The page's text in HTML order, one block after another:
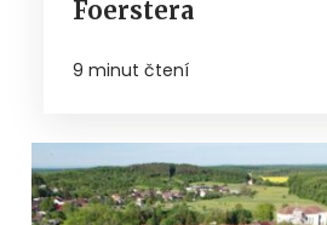
Foerstera
9 minut čtení